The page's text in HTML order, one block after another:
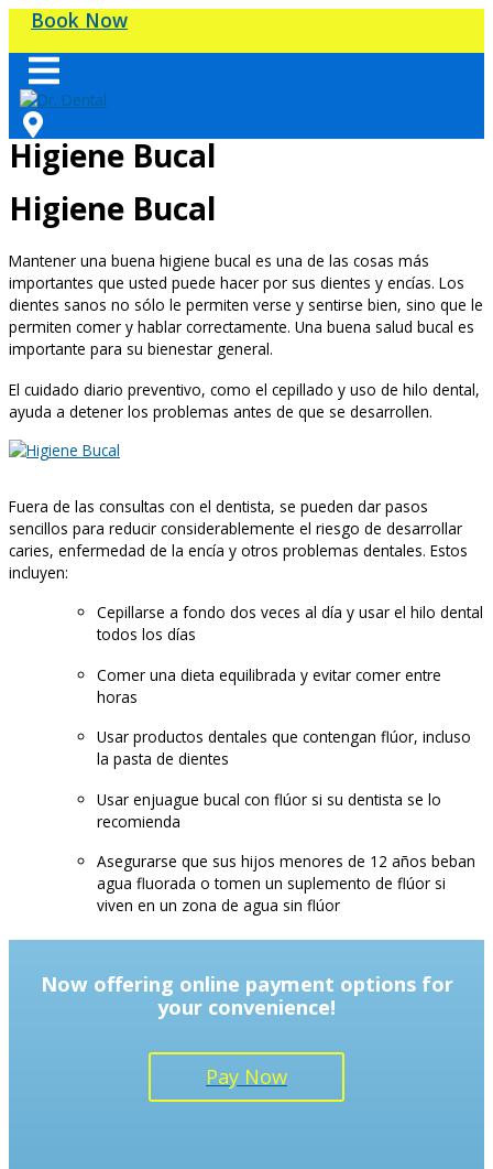
Skip
content
Book Now
Higiene Bucal
Higiene Bucal
Mantener una buena higiene bucal es una de las cosas más
importantes que usted puede hacer por sus dientes y encías. Los
dientes sanos no sólo le permiten verse y sentirse bien, sino que le
permiten comer y hablar correctamente. Una buena salud bucal es
importante para su bienestar general.
El cuidado diario preventivo, como el cepillado y uso de hilo dental,
ayuda a detener los problemas antes de que se desarrollen.
Fuera de las consultas con el dentista, se pueden dar pasos
sencillos para reducir considerablemente el riesgo de desarrollar
caries, enfermedad de la encía y otros problemas dentales. Estos
incluyen:
Cepillarse a fondo dos veces al día y usar el hilo dental
todos los días
Comer una dieta equilibrada y evitar comer entre
horas
Usar productos dentales que contengan flúor, incluso
la pasta de dientes
Usar enjuague bucal con flúor si su dentista se lo
recomienda
Asegurarse que sus hijos menores de 12 años beban
agua fluorada o tomen un suplemento de flúor si
viven en un zona de agua sin flúor
Now offering online payment options for
your convenience!
Pay Now